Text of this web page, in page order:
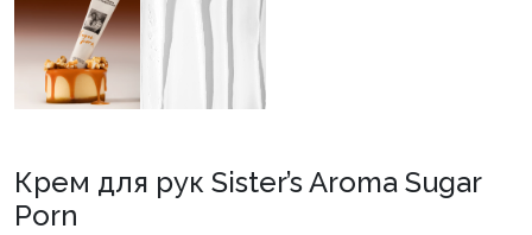
Крем для рук Sister’s Aroma Sugar
Porn